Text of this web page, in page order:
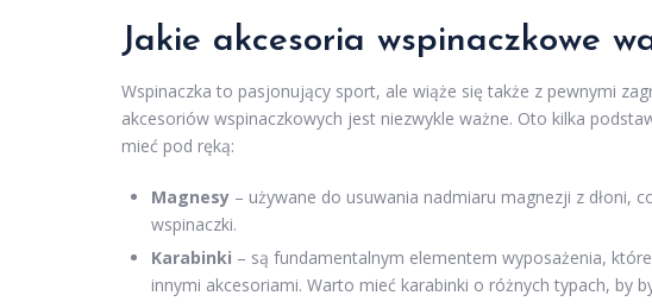
Jakie akcesoria wspinaczkowe
Wspinaczka to pasjonujący sport, ale wiąże się także z pewnymi
akcesoriów wspinaczkowych jest niezwykle ważne. Oto kilka
mieć pod ręką:
Magnesy – używane do usuwania nadmiaru magnezji z dłoni,
wspinaczki.
Karabinki – są fundamentalnym elementem wyposażenia,
innymi akcesoriami. Warto mieć karabinki o różnych typach, by